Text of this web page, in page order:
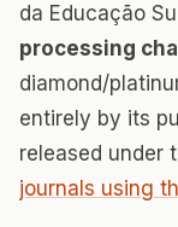
da Educação
processing
diamond/
entirely by its
released under
journals using